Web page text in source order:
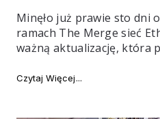
Minęło już prawie sto dni
ramach The Merge sieć
ważną aktualizację, która
Czytaj Więcej